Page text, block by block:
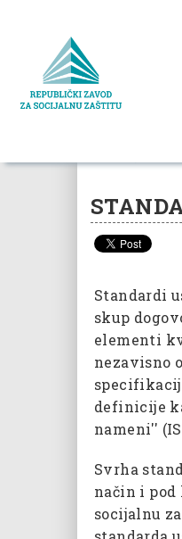
Standardi
skup
elementi
nezavisno
definicije
nameni''
Svrha
način i pod
socijalnu